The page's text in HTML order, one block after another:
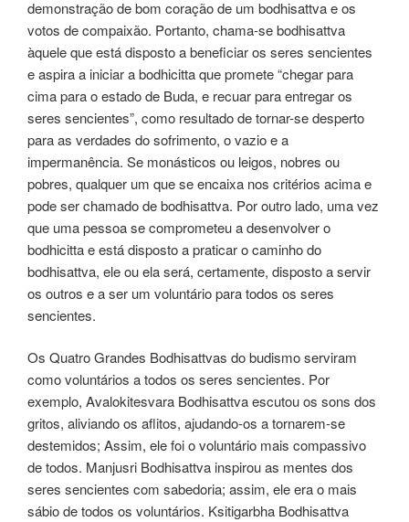
demonstração de bom coração de um bodhisattva e os
votos de compaixão. Portanto, chama-se bodhisattva
àquele que está disposto a beneficiar os seres sencientes
e aspira a iniciar a bodhicitta que promete “chegar para
cima para o estado de Buda, e recuar para entregar os
seres sencientes”, como resultado de tornar-se desperto
para as verdades do sofrimento, o vazio e a
impermanência. Se monásticos ou leigos, nobres ou
pobres, qualquer um que se encaixa nos critérios acima e
pode ser chamado de bodhisattva. Por outro lado, uma vez
que uma pessoa se comprometeu a desenvolver o
bodhicitta e está disposto a praticar o caminho do
bodhisattva, ele ou ela será, certamente, disposto a servir
os outros e a ser um voluntário para todos os seres
sencientes.
Os Quatro Grandes Bodhisattvas do budismo serviram
como voluntários a todos os seres sencientes. Por
exemplo, Avalokitesvara Bodhisattva escutou os sons dos
gritos, aliviando os aflitos, ajudando-os a tornarem-se
destemidos; Assim, ele foi o voluntário mais compassivo
de todos. Manjusri Bodhisattva inspirou as mentes dos
seres sencientes com sabedoria; assim, ele era o mais
sábio de todos os voluntários. Ksitigarbha Bodhisattva